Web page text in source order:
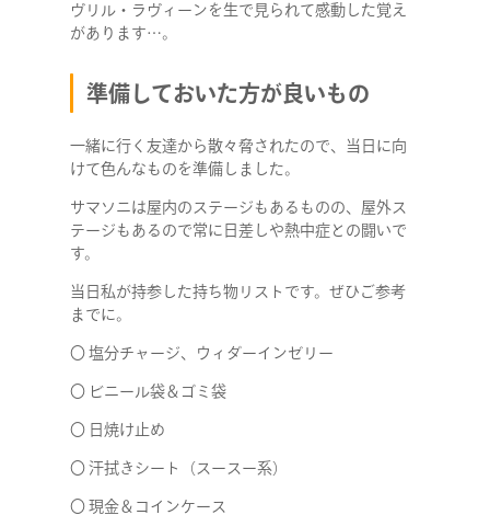
ヴリル・ラヴィーンを生で見られて感動した覚え
があります…。
準備しておいた方が良いもの
一緒に行く友達から散々脅されたので、当日に向
けて色んなものを準備しました。
サマソニは屋内のステージもあるものの、屋外ス
テージもあるので常に日差しや熱中症との闘いで
す。
当日私が持参した持ち物リストです。ぜひご参考
までに。
〇 塩分チャージ、ウィダーインゼリー
〇 ビニール袋＆ゴミ袋
〇 日焼け止め
〇 汗拭きシート（スースー系）
〇 現金＆コインケース